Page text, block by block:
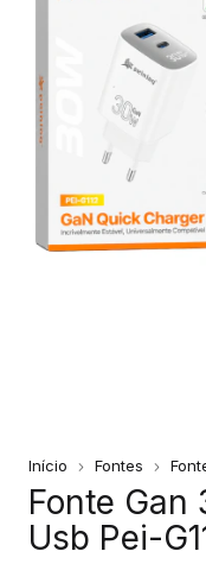
Início Fontes
Fonte Gan
Usb Pei-